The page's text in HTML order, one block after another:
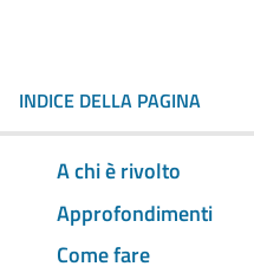
INDICE DELLA PAGINA
A chi è rivolto
Approfondimenti
Come fare